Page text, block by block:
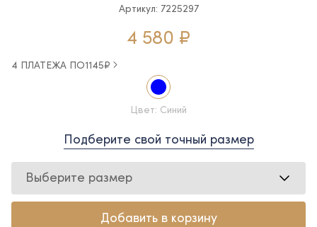
Артикул: 7225297
4 580 ₽
4 ПЛАТЕЖА ПО1145₽
Цвет: Синий
Подберите свой точный размер
Выберите размер
Добавить в корзину